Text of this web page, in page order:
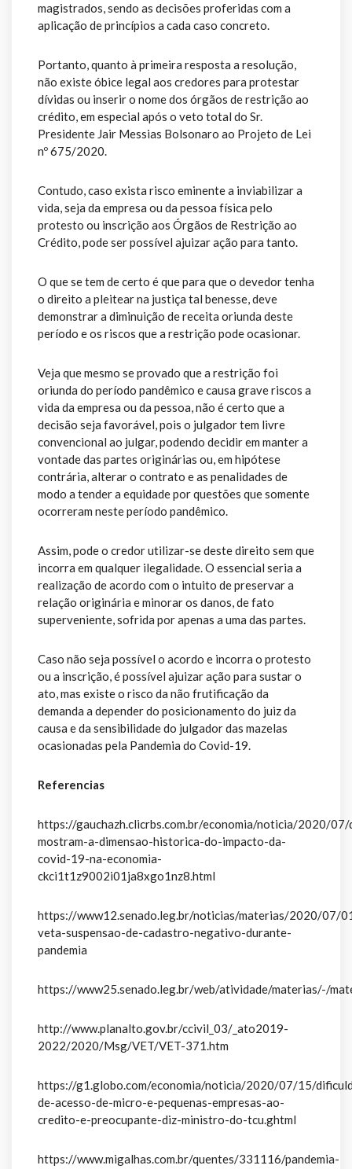
magistrados, sendo as decisões proferidas com a
aplicação de princípios a cada caso concreto.
Portanto, quanto à primeira resposta a resolução,
não existe óbice legal aos credores para protestar
dívidas ou inserir o nome dos órgãos de restrição ao
crédito, em especial após o veto total do Sr.
Presidente Jair Messias Bolsonaro ao Projeto de Lei
nº 675/2020.
Contudo, caso exista risco eminente a inviabilizar a
vida, seja da empresa ou da pessoa física pelo
protesto ou inscrição aos Órgãos de Restrição ao
Crédito, pode ser possível ajuizar ação para tanto.
O que se tem de certo é que para que o devedor tenha
o direito a pleitear na justiça tal benesse, deve
demonstrar a diminuição de receita oriunda deste
período e os riscos que a restrição pode ocasionar.
Veja que mesmo se provado que a restrição foi
oriunda do período pandêmico e causa grave riscos a
vida da empresa ou da pessoa, não é certo que a
decisão seja favorável, pois o julgador tem livre
convencional ao julgar, podendo decidir em manter a
vontade das partes originárias ou, em hipótese
contrária, alterar o contrato e as penalidades de
modo a tender a equidade por questões que somente
ocorreram neste período pandêmico.
Assim, pode o credor utilizar-se deste direito sem que
incorra em qualquer ilegalidade. O essencial seria a
realização de acordo com o intuito de preservar a
relação originária e minorar os danos, de fato
superveniente, sofrida por apenas a uma das partes.
Caso não seja possível o acordo e incorra o protesto
ou a inscrição, é possível ajuizar ação para sustar o
ato, mas existe o risco da não frutificação da
demanda a depender do posicionamento do juiz da
causa e da sensibilidade do julgador das mazelas
ocasionadas pela Pandemia do Covid-19.
Referencias
https://gauchazh.clicrbs.com.br/economia/noticia/2020/07/
mostram-a-dimensao-historica-do-impacto-da-
covid-19-na-economia-
ckci1t1z9002i01ja8xgo1nz8.html
https://www12.senado.leg.br/noticias/materias/2020/07/
veta-suspensao-de-cadastro-negativo-durante-
pandemia
https://www25.senado.leg.br/web/atividade/materias/-/
http://www.planalto.gov.br/ccivil_03/_ato2019-
2022/2020/Msg/VET/VET-371.htm
https://g1.globo.com/economia/noticia/2020/07/15/
de-acesso-de-micro-e-pequenas-empresas-ao-
credito-e-preocupante-diz-ministro-do-tcu.ghtml
https://www.migalhas.com.br/quentes/331116/pandemia-